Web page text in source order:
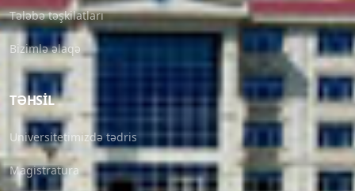
Tələbə təşkilatları
Bizimlə əlaqə
TƏHSIL
Universitetimizdə tədris
Magistratura